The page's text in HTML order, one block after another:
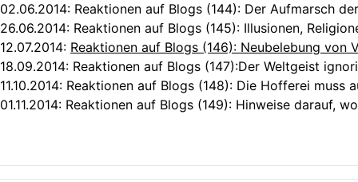
02.06.2014: Reaktionen auf Blogs (144): Der Aufmarsch
26.06.2014: Reaktionen auf Blogs (145): Illusionen,
12.07.2014: Reaktionen auf Blogs (146): Neubelebung von
18.09.2014: Reaktionen auf Blogs (147):Der Weltgeist
11.10.2014: Reaktionen auf Blogs (148): Die Hofferei muss
01.11.2014: Reaktionen auf Blogs (149): Hinweise darauf,